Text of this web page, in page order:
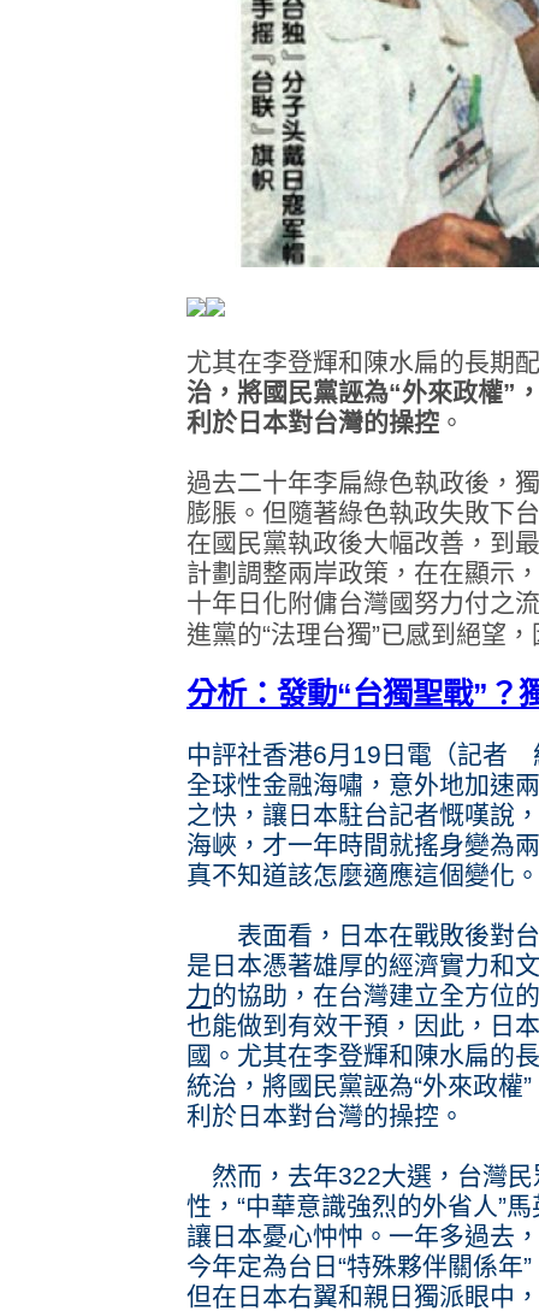
尤其在李登輝和陳水扁的長期
治，將國民黨誣為“外來政權”
利於日本對台灣的操控 。
過去二十年李扁綠色執政後，
膨脹。但隨著綠色執政失敗下
在國民黨執政後大幅改善，到
計劃調整兩岸政策，在在顯示
十年日化附傭台灣國努力付之
進黨的“法理台獨”已感到絕望
分析：發動“台獨聖戰”？
中評社香港6月19日電（記者
全球性金融海嘯，意外地加速
之快，讓日本駐台記者慨嘆說
海峽，才一年時間就搖身變為
真不知道該怎麼適應這個變化。
表面看，日本在戰敗後對台
是日本憑著雄厚的經濟實力和
力的協助，在台灣建立全方位
也能做到有效干預，因此，日
國。尤其在李登輝和陳水扁的
統治，將國民黨誣為“外來政權
利於日本對台灣的操控。
然而，去年322大選，台灣
性，“中華意識強烈的外省人”
讓日本憂心忡忡。一年多過去
今年定為台日“特殊夥伴關係年
但在日本右翼和親日獨派眼中